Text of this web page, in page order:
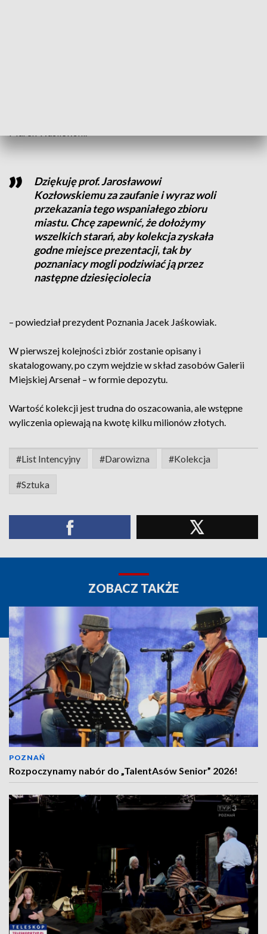
Dziękuję prof. Jarosławowi
Kozłowskiemu za zaufanie i wyraz woli
przekazania tego wspaniałego zbioru
miastu. Chcę zapewnić, że dołożymy
wszelkich starań, aby kolekcja zyskała
godne miejsce prezentacji, tak by
poznaniacy mogli podziwiać ją przez
następne dziesięciolecia
– powiedział prezydent Poznania Jacek Jaśkowiak.
W pierwszej kolejności zbiór zostanie opisany i
skatalogowany, po czym wejdzie w skład zasobów Galerii
Miejskiej Arsenał – w formie depozytu.
Wartość kolekcji jest trudna do oszacowania, ale wstępne
wyliczenia opiewają na kwotę kilku milionów złotych.
#List Intencyjny #Darowizna #Kolekcja
#Sztuka
ZOBACZ TAKŻE
POZNAŃ
Rozpoczynamy nabór do „TalentAsów Senior” 2026!